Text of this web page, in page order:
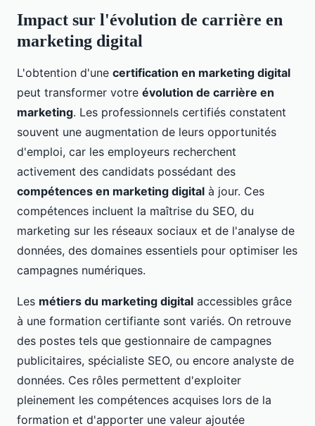
Impact sur l'évolution de carrière en
marketing digital
L'obtention d'une certification en marketing digital
peut transformer votre évolution de carrière en
marketing. Les professionnels certifiés constatent
souvent une augmentation de leurs opportunités
d'emploi, car les employeurs recherchent
activement des candidats possédant des
compétences en marketing digital à jour. Ces
compétences incluent la maîtrise du SEO, du
marketing sur les réseaux sociaux et de l'analyse de
données, des domaines essentiels pour optimiser les
campagnes numériques.
Les métiers du marketing digital accessibles grâce
à une formation certifiante sont variés. On retrouve
des postes tels que gestionnaire de campagnes
publicitaires, spécialiste SEO, ou encore analyste de
données. Ces rôles permettent d'exploiter
pleinement les compétences acquises lors de la
formation et d'apporter une valeur ajoutée